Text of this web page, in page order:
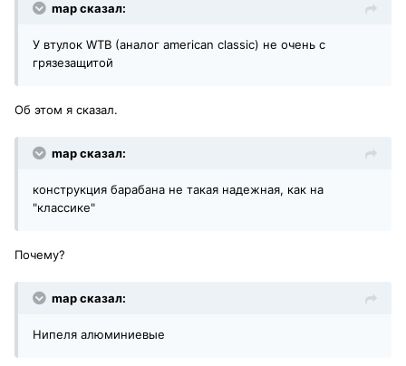
map сказал:
У втулок WTB (аналог american classic) не очень с
грязезащитой
Об этом я сказал.
map сказал:
конструкция барабана не такая надежная, как на
"классике"
Почему?
map сказал:
Нипеля алюминиевые